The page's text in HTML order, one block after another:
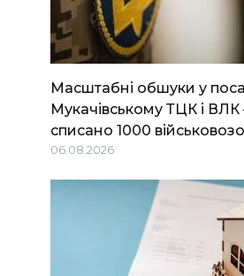
Масштабні обшуки у
Мукачівському ТЦК і
списано 1000
06.08.2026